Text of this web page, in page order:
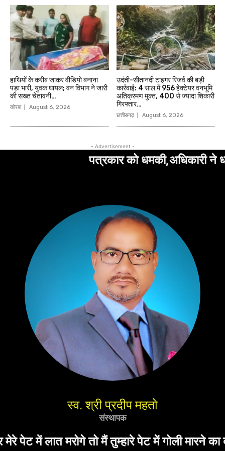
स्व. श्री प्रदीप महतो
संस्थापक
पेट में गोली मारने का दम रखता हूं।''